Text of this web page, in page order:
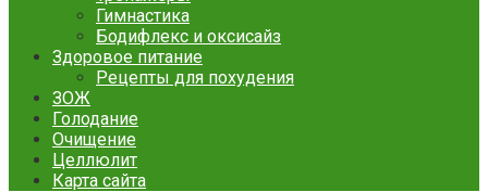
Гимнастика
Бодифлекс и оксисайз
Здоровое питание
Рецепты для похудения
ЗОЖ
Голодание
Очищение
Целлюлит
Карта сайта